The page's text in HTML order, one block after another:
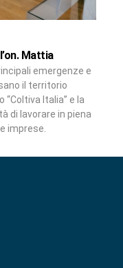
Mattia
emergenze e
il territorio
Italia” e la
di lavorare in piena
imprese.